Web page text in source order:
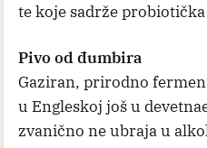
te koje sadrže
Pivo od đumbira
Gaziran, prirodno
u Engleskoj još u
zvanično ne ubraja u